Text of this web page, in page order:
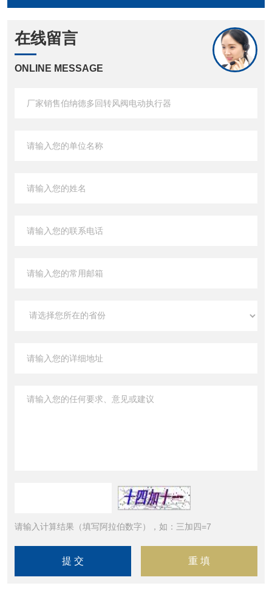
在线留言
ONLINE MESSAGE
请输入计算结果（填写阿拉伯数字），如：三加四=7